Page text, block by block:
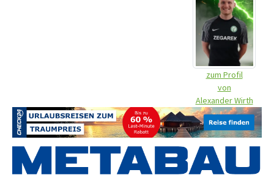
zum Profil
von
Alexander Wirth